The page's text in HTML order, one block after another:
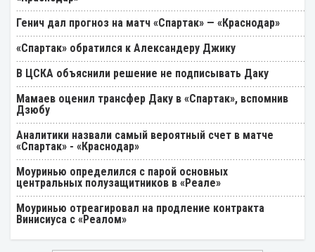
Генич дал прогноз на матч «Спартак» — «Краснодар»
«Спартак» обратился к Александеру Джику
В ЦСКА объяснили решение не подписывать Даку
Мамаев оценил трансфер Даку в «Спартак», вспомнив
Дзюбу
Аналитики назвали самый вероятный счет в матче
«Спартак» - «Краснодар»
Моуринью определился с парой основных
центральных полузащитников в «Реале»
Моуринью отреагировал на продление контракта
Винисиуса с «Реалом»